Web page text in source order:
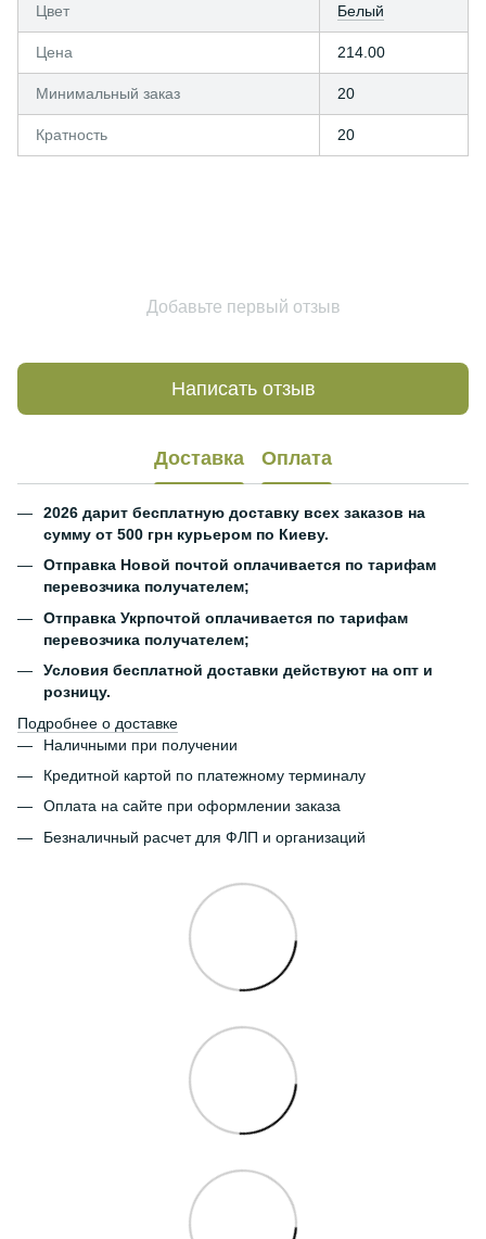
Цвет Белый
Цена 214.00
Минимальный заказ 20
Кратность 20
Добавьте первый отзыв
Написать отзыв
Доставка Оплата
2026 дарит бесплатную доставку всех заказов на
сумму от 500 грн курьером по Киеву.
Отправка Новой почтой оплачивается по тарифам
перевозчика получателем;
Отправка Укрпочтой оплачивается по тарифам
перевозчика получателем;
Условия бесплатной доставки действуют на опт и
розницу.
Подробнее о доставке
Наличными при получении
Кредитной картой по платежному терминалу
Оплата на сайте при оформлении заказа
Безналичный расчет для ФЛП и организаций